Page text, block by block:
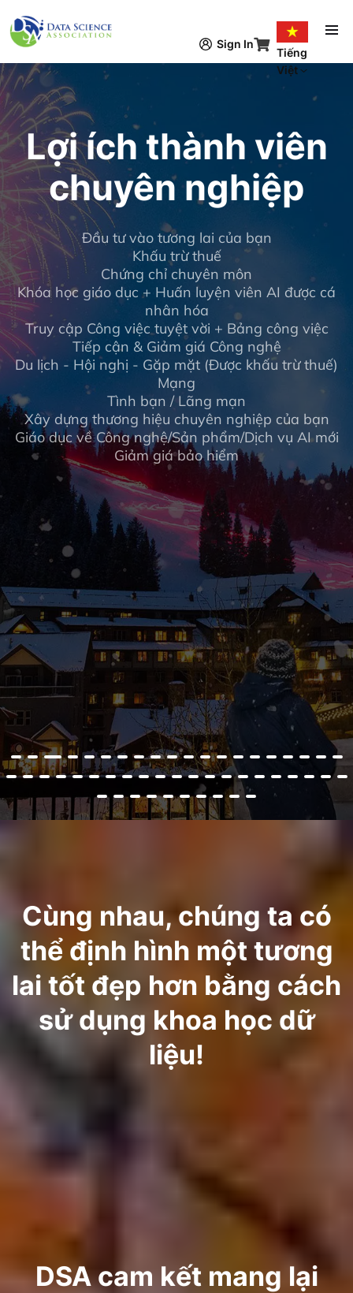
Sign In
Tiếng
Việt
Lợi ích thành viên
chuyên nghiệp
Đầu tư vào tương lai của bạn
Khấu trừ thuế
Chứng chỉ chuyên môn
Khóa học giáo dục + Huấn luyện viên AI được cá
nhân hóa
Truy cập Công việc tuyệt vời + Bảng công việc
Tiếp cận & Giảm giá Công nghệ
Du lịch - Hội nghị - Gặp mặt (Được khấu trừ thuế)
Mạng
Tình bạn / Lãng mạn
Xây dựng thương hiệu chuyên nghiệp của bạn
Giáo dục về Công nghệ/Sản phẩm/Dịch vụ AI mới
Giảm giá bảo hiểm
Cùng nhau, chúng ta có
thể định hình một tương
lai tốt đẹp hơn bằng cách
sử dụng khoa học dữ
liệu!
DSA cam kết mang lại